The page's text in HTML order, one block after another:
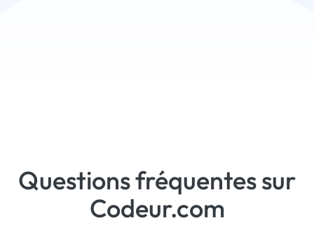
Questions fréquentes sur
Codeur.com